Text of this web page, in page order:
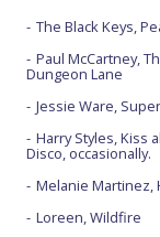
The Black Keys,
Paul McCartney,
Dungeon Lane
Jessie Ware,
Harry Styles, Kiss
Disco, occasionally.
Melanie Martinez,
Loreen, Wildfire